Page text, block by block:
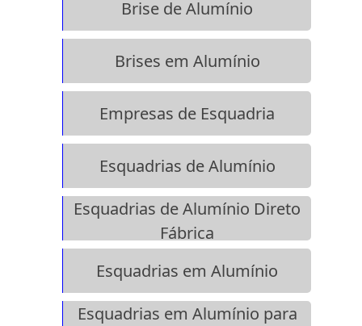
Brise de Alumínio
Brises em Alumínio
Empresas de Esquadria
Esquadrias de Alumínio
Esquadrias de Alumínio Direto
Fábrica
Esquadrias em Alumínio
Esquadrias em Alumínio para